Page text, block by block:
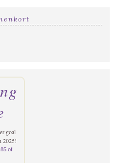
goal
2025!
of